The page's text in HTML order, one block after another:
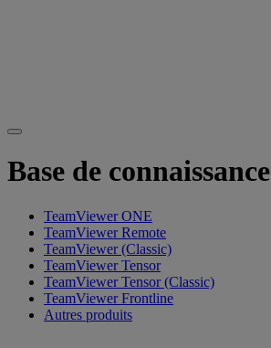
Base de connaissance
TeamViewer ONE
TeamViewer Remote
TeamViewer (Classic)
TeamViewer Tensor
TeamViewer Tensor (Classic)
TeamViewer Frontline
Autres produits